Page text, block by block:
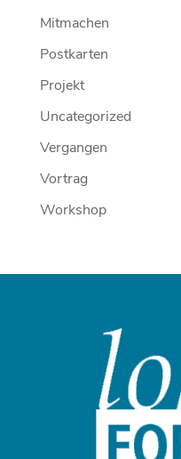
Mitmachen
Postkarten
Projekt
Uncategorized
Vergangen
Vortrag
Workshop